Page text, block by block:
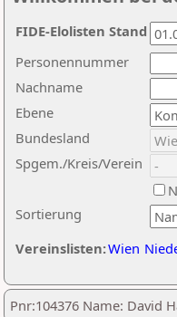
Nachname
Ebene
Sortierung
Personennummer
Bundesland
Spgem./Kreis/Verein
Vereinslisten:Wien
FIDE-Elolisten Stand
Pnr:104376 Name: David